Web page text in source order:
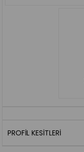
PROFIL KESITLERI